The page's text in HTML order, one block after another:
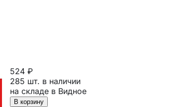
524 ₽
285 шт. в наличии
на складе в Видное
В корзину